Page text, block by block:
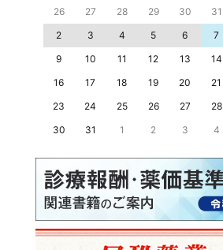
26 27 28 29 30 31
2
3 4 5 6 7
9
10 11 12 13 14
16
17 18 19 20 21
23
24 25 26 27 28
30
31 1 2 3 4